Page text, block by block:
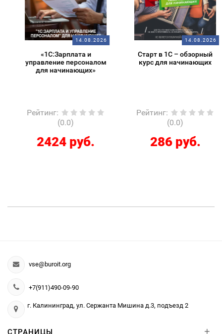
14.08.2026
«1С:Зарплата и
управление персоналом
для начинающих»
Рейтинг:
(0.0)
2424 руб.
14.08.2026
Старт в 1С – обзорный
курс для начинающих
Рейтинг:
(0.0)
286 руб.
vse@buroit.org
+7(911)490-09-90
г. Калининград, ул. Сержанта Мишина д.3, подъезд 2
СТРАНИЦЫ +